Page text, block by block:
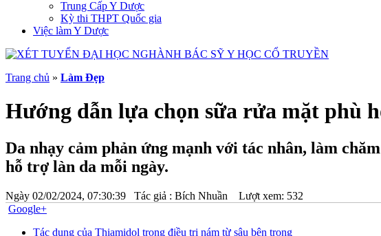
Trung Cấp Y Dược
Kỳ thi THPT Quốc gia
Việc làm Y Dược
Trang chủ » Làm Đẹp
Hướng dẫn lựa chọn sữa rửa mặt phù
Da nhạy cảm phản ứng mạnh với tác nhân, làm
hỗ trợ làn da mỗi ngày.
Ngày 02/02/2024, 07:30:39 Tác giả : Bích Nhuần Lượt xem: 532
Google+
Tác dụng của Thiamidol trong điều trị nám từ sâu bên trong